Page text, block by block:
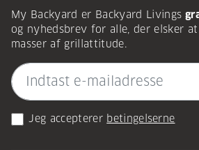
My Backyard er Backyard Livings
og nyhedsbrev for alle, der elsker
masser af grillattitude.
Jeg accepterer betingelserne